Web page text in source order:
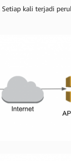
kali terjadi